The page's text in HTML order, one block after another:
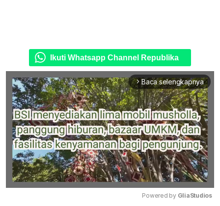
Ikuti Whatsapp Channel Republika
arrow_forward_ios Baca selengkapnya
Powered by GliaStudios